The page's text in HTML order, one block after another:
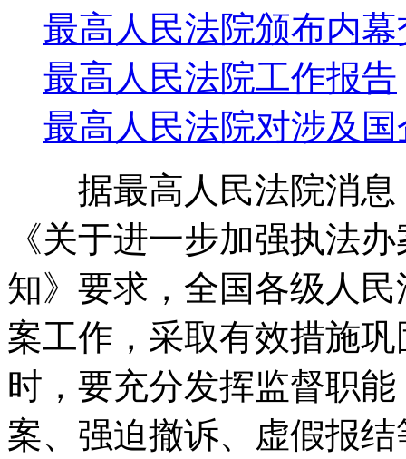
最高人民法院颁布内
最高人民法院工作报告
最高人民法院对涉及
据最高人民法院消息
《关于进一步加强执法
知》要求，全国各级人
案工作，采取有效措施
时，要充分发挥监督职
案、强迫撤诉、虚假报